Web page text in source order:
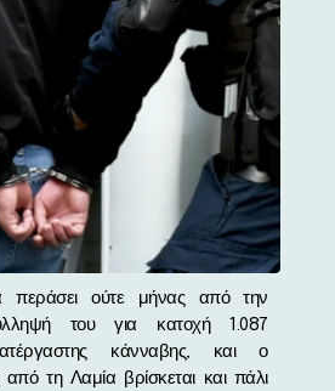
του για κατοχή 1.087
κάνναβης, και ο
από τη Λαμία βρίσκεται και πάλι